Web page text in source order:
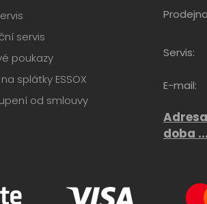
servis
poukazy
splátky ESSOX
od smlouvy
Servis:
E-mail:
doba ...